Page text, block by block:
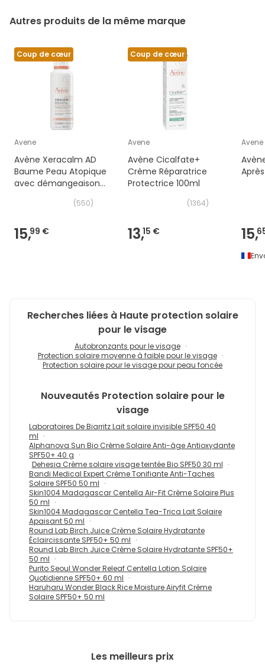
Autres produits de la même marque
Coup de cœur
Avene
Avène Xeracalm AD
Baume Peau Atopique
avec démangeaisons
(550)
15,99 €
Coup de cœur
Avene
Avène Cicalfate+
Crème Réparatrice
Protectrice 100ml
(1364)
13,15 €
Avene
15,
Recherches liées à Haute protection solaire
pour le visage
Autobronzants pour le visage
Protection solaire moyenne à faible pour le visage
Protection solaire pour le visage pour peau foncée
Nouveautés Protection solaire pour le
visage
Laboratoires De Biarritz Lait solaire invisible SPF50 40
ml
Alphanova Sun Bio Crème Solaire Anti-âge Antioxydante
SPF50+ 40 g
Dehesia Crème solaire visage teintée Bio SPF50 30 ml
Bandi Medical Expert Crème Tonifiante Anti-Taches
Solaire SPF50 50 ml
Skin1004 Madagascar Centella Air-Fit Crème Solaire Plus
50 ml
Skin1004 Madagascar Centella Tea-Trica Lait Solaire
Apaisant 50 ml
Round Lab Birch Juice Crème Solaire Hydratante
Éclaircissante SPF50+ 50 ml
Round Lab Birch Juice Crème Solaire Hydratante SPF50+
50 ml
Purito Seoul Wonder Releaf Centella Lotion Solaire
Quotidienne SPF50+ 60 ml
Haruharu Wonder Black Rice Moisture Airyfit Crème
Solaire SPF50+ 50 ml
Les meilleurs prix